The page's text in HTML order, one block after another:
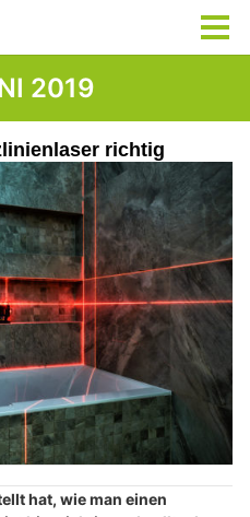
2019
richtig
hat, wie man einen